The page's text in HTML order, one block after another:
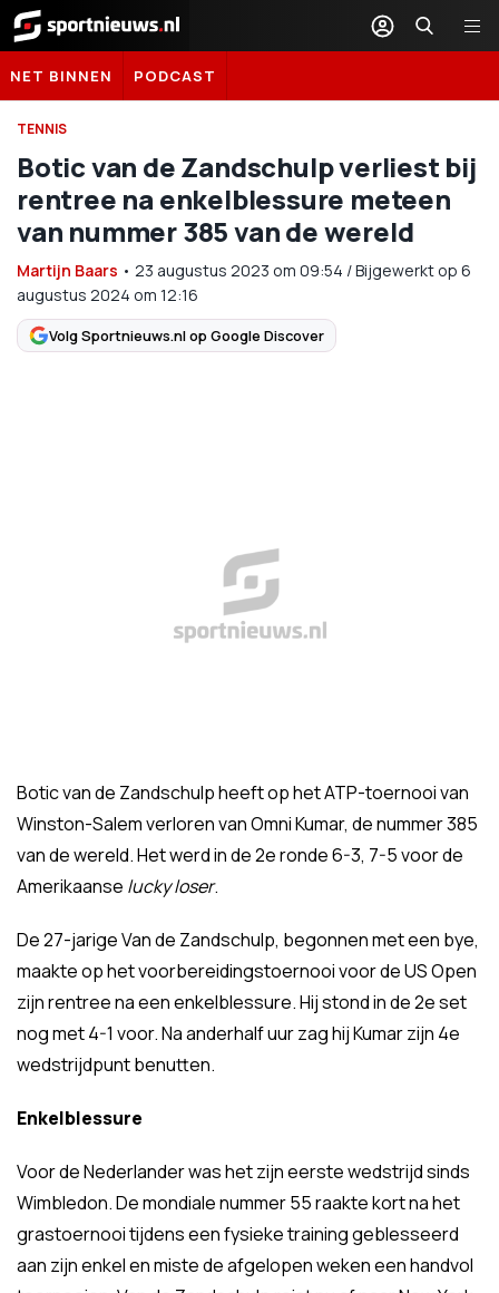
Sportnieuws.nl
NET BINNEN PODCAST
TENNIS
Botic van de Zandschulp verliest bij
rentree na enkelblessure meteen
van nummer 385 van de wereld
Martijn Baars • 23 augustus 2023 om 09:54 /Bijgewerkt op 6
augustus 2024 om 12:16
Volg Sportnieuws.nl op Google Discover
Botic van de Zandschulp heeft op het ATP-toernooi van
Winston-Salem verloren van Omni Kumar, de nummer 385
van de wereld. Het werd in de 2e ronde 6-3, 7-5 voor de
Amerikaanse lucky loser.
De 27-jarige Van de Zandschulp, begonnen met een bye,
maakte op het voorbereidingstoernooi voor de US Open
zijn rentree na een enkelblessure. Hij stond in de 2e set
nog met 4-1 voor. Na anderhalf uur zag hij Kumar zijn 4e
wedstrijdpunt benutten.
Enkelblessure
Voor de Nederlander was het zijn eerste wedstrijd sinds
Wimbledon. De mondiale nummer 55 raakte kort na het
grastoernooi tijdens een fysieke training geblesseerd
aan zijn enkel en miste de afgelopen weken een handvol